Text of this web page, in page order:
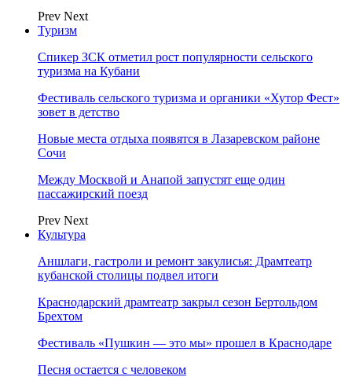
Prev Next
Туризм
Спикер ЗСК отметил рост популярности сельского
туризма на Кубани
Фестиваль сельского туризма и органики «Хутор Фест»
зовет в детство
Новые места отдыха появятся в Лазаревском районе
Сочи
Между Москвой и Анапой запустят еще один
пассажирский поезд
Prev Next
Культура
Аншлаги, гастроли и ремонт закулисья: Драмтеатр
кубанской столицы подвел итоги
Краснодарский драмтеатр закрыл сезон Бертольдом
Брехтом
Фестиваль «Пушкин — это мы» прошел в Краснодаре
Песня остается с человеком